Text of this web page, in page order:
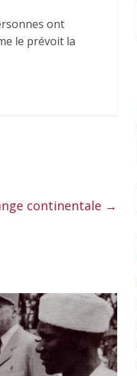
ont
le prévoit la
continentale →